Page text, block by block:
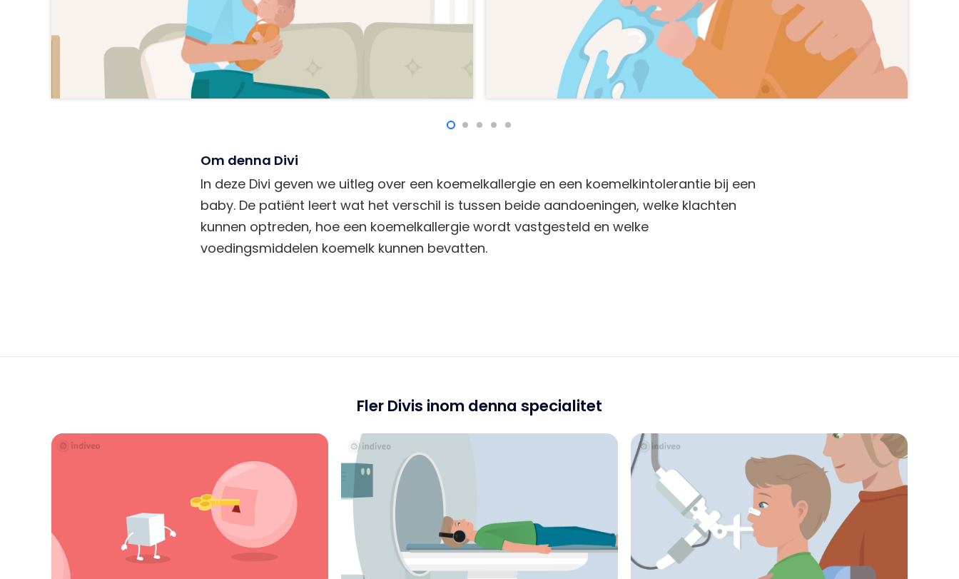
Om denna Divi
In deze Divi geven we uitleg over een koemelkallergie en een koemelkintolerantie bij een
baby. De patiënt leert wat het verschil is tussen beide aandoeningen, welke klachten
kunnen optreden, hoe een koemelkallergie wordt vastgesteld en welke
voedingsmiddelen koemelk kunnen bevatten.
Fler Divis inom denna specialitet